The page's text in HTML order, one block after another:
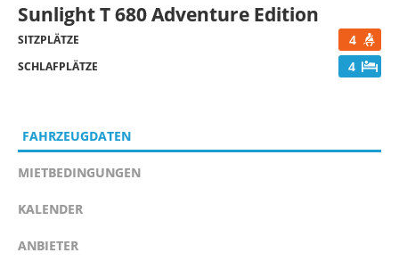
Sunlight T 680 Adventure Edition
SITZPLÄTZE 4
SCHLAFPLÄTZE 4
FAHRZEUGDATEN
MIETBEDINGUNGEN
KALENDER
ANBIETER